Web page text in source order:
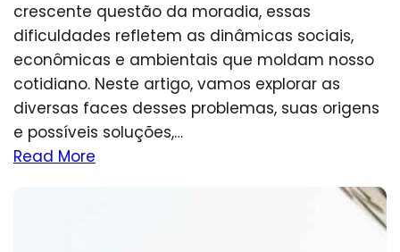
crescente questão da moradia, essas
dificuldades refletem as dinâmicas sociais,
econômicas e ambientais que moldam nosso
cotidiano. Neste artigo, vamos explorar as
diversas faces desses problemas, suas origens
e possíveis soluções,…
Read More